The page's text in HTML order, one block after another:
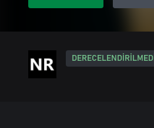
DERECELENDIRILMEDI